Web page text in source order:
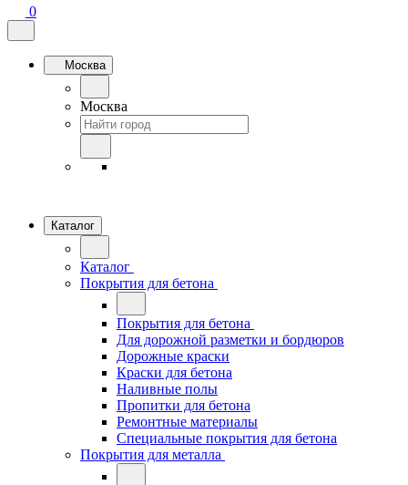
0
Москва
Москва
Каталог
Каталог
Покрытия для бетона
Покрытия для бетона
Для дорожной разметки и бордюров
Дорожные краски
Краски для бетона
Наливные полы
Пропитки для бетона
Ремонтные материалы
Специальные покрытия для бетона
Покрытия для металла